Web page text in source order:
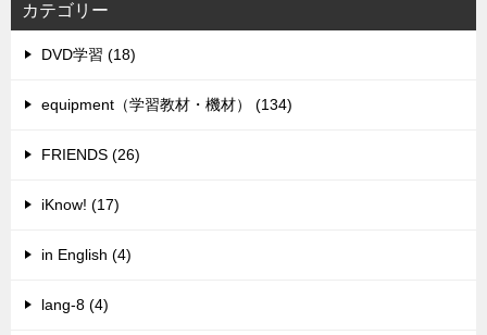
カテゴリー
DVD学習 (18)
equipment（学習教材・機材） (134)
FRIENDS (26)
iKnow! (17)
in English (4)
lang-8 (4)